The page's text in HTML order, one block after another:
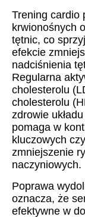
Trening cardio
krwionośnych
tętnic, co
efekcie
nadciśnienia
Regularna
cholesterolu
cholesterolu
zdrowie
pomaga w
kluczowych
zmniejszenie
naczyniowych.
Poprawa
oznacza, że
efektywne w